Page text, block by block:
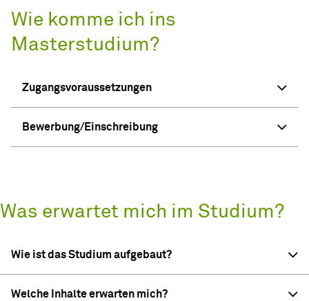
Wie komme ich ins
Masterstudium?
Zugangsvoraussetzungen
Bewerbung/Einschreibung
Was erwartet mich im Studium?
Wie ist das Studium aufgebaut?
Welche Inhalte erwarten mich?